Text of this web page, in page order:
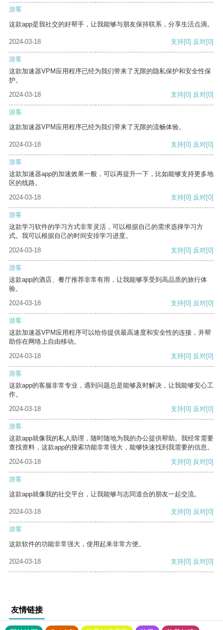
游客
这款app是我社交的好帮手，让我能够与朋友保持联系，分享生活点滴。
2024-03-18 支持[0] 反对[0]
游客
这款加速器VPM应用程序已经为我们带来了无限的隐私保护和安全性保
护。
2024-03-18
支持[0] 反对[0]
游客
这款加速器VPM应用程序已经为我们带来了无限的流畅体验。
2024-03-18 支持[0] 反对[0]
游客
这款加速器app的加速效果一般，可以再提升一下，比如能够支持更多地
区的线路。
2024-03-18
支持[0] 反对[0]
游客
这款学习软件的学习方式非常灵活，可以根据自己的需求选择学习方
式。我可以根据自己的时间安排学习进度。
2024-03-18
支持[0] 反对[0]
游客
这款app的酒店、餐厅推荐非常有用，让我能够享受到高品质的旅行体
验。
2024-03-18
支持[0] 反对[0]
游客
这款加速器VPM应用程序可以给你提供最高速度和安全性的连接，并帮
助你在网络上自由移动。
2024-03-18
支持[0] 反对[0]
游客
这款app的客服非常专业，遇到问题总是能够及时解决，让我能够安心工
作。
2024-03-18
支持[0] 反对[0]
游客
这款app就像我的私人助理，随时随地为我的办公提供帮助。我经常需要
查找资料，这款app的搜索功能非常强大，能够快速找到我需要的信息。
2024-03-18
支持[0] 反对[0]
游客
这款app就像我的社交平台，让我能够与志同道合的朋友一起交流。
2024-03-18 支持[0] 反对[0]
游客
这款软件的功能非常强大，使用起来非常方便。
2024-03-18 支持[0] 反对[0]
友情链接